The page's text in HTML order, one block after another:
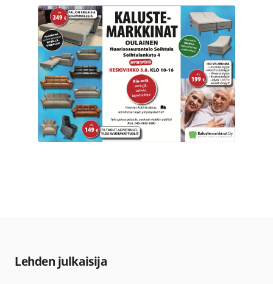
Lehden julkaisija